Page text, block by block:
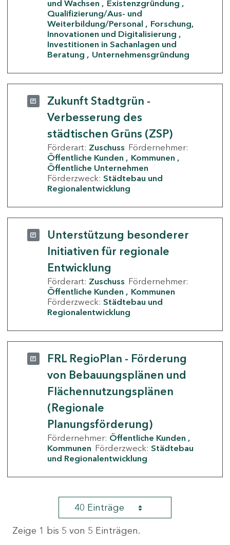
und Wachsen
Existenzgründung
Qualifizierung/Aus- und
Weiterbildung/Personal
Forschung,
Innovationen und Digitalisierung
Investitionen in Sachanlagen und
Beratung
Unternehmensgründung
Zukunft Stadtgrün -
Verbesserung des
städtischen Grüns (ZSP)
Förderart: Zuschuss Fördernehmer:
Öffentliche Kunden
Kommunen
Öffentliche Unternehmen
Förderzweck: Städtebau und
Regionalentwicklung
Unterstützung besonderer
Initiativen für regionale
Entwicklung
Förderart: Zuschuss Fördernehmer:
Öffentliche Kunden
Kommunen
Förderzweck: Städtebau und
Regionalentwicklung
FRL RegioPlan - Förderung
von Bebauungsplänen und
Flächennutzungsplänen
(Regionale
Planungsförderung)
Fördernehmer: Öffentliche Kunden
Kommunen Förderzweck: Städtebau
und Regionalentwicklung
40 Einträge
Zeige 1 bis 5 von 5 Einträgen.